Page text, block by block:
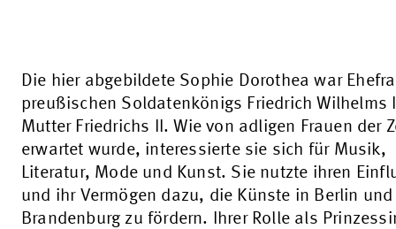
Die hier abgebildete Sophie Dorothea war
preußischen Soldatenkönigs Friedrich Wilhelms
Mutter Friedrichs II. Wie von adligen Frauen der
erwartet wurde, interessierte sie sich für Musik,
Literatur, Mode und Kunst. Sie nutzte ihren
und ihr Vermögen dazu, die Künste in Berlin und
Brandenburg zu fördern. Ihrer Rolle als